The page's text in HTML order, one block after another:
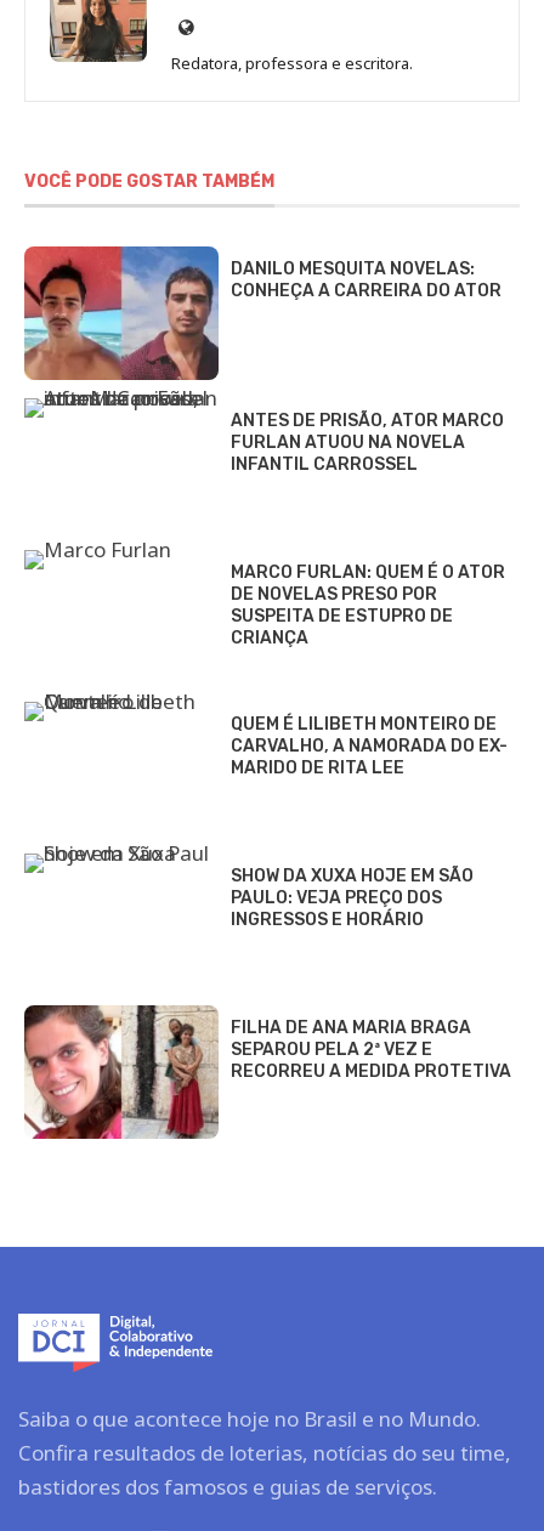
Site
de
Redatora, professora e escritora.
VOCÊ PODE GOSTAR TAMBÉM
DANILO MESQUITA NOVELAS:
CONHEÇA A CARREIRA DO ATOR
ANTES DE PRISÃO, ATOR MARCO
FURLAN ATUOU NA NOVELA
INFANTIL CARROSSEL
MARCO FURLAN: QUEM É O ATOR
DE NOVELAS PRESO POR
SUSPEITA DE ESTUPRO DE
CRIANÇA
QUEM É LILIBETH MONTEIRO DE
CARVALHO, A NAMORADA DO EX-
MARIDO DE RITA LEE
SHOW DA XUXA HOJE EM SÃO
PAULO: VEJA PREÇO DOS
INGRESSOS E HORÁRIO
FILHA DE ANA MARIA BRAGA
SEPAROU PELA 2ª VEZ E
RECORREU A MEDIDA PROTETIVA
Saiba o que acontece hoje no Brasil e no Mundo.
Confira resultados de loterias, notícias do seu time,
bastidores dos famosos e guias de serviços.